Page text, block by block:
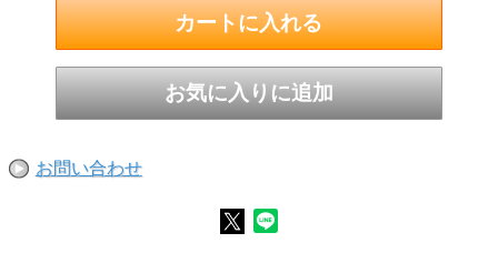
お問い合わせ